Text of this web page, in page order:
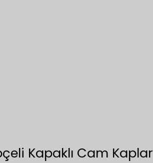
Kapaklı Cam Kaplar